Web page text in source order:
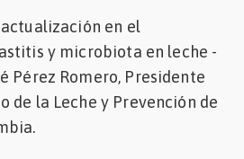
en el
y microbiota en leche -
Pérez Romero, Presidente
de la Leche y Prevención de